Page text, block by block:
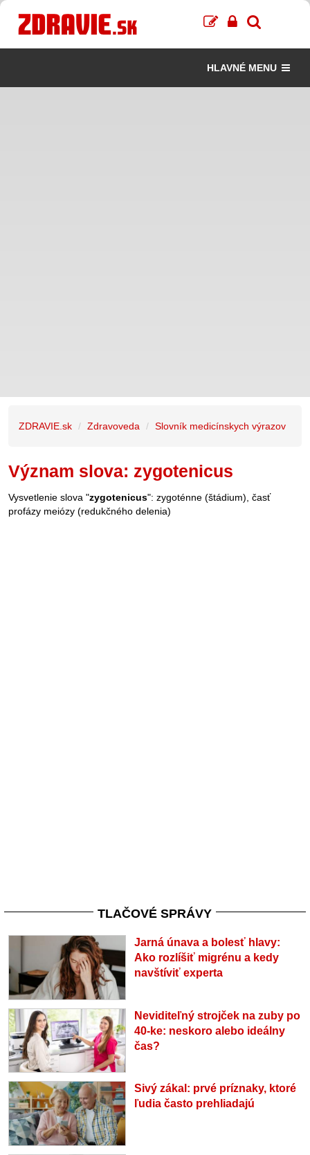
HLAVNÉ MENU
ZDRAVIE.sk Zdravoveda Slovník medicínskych výrazov
Význam slova: zygotenicus
Vysvetlenie slova "zygotenicus": zygoténne (štádium), časť
profázy meiózy (redukčného delenia)
TLAČOVÉ SPRÁVY
Jarná únava a bolesť hlavy:
Ako rozlíšiť migrénu a kedy
navštíviť experta
Neviditeľný strojček na zuby po
40-ke: neskoro alebo ideálny
čas?
Sivý zákal: prvé príznaky, ktoré
ľudia často prehliadajú